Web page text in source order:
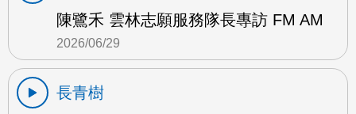
陳鷺禾 雲林志願服務隊長專訪 FM AM
2026/06/29
長青樹